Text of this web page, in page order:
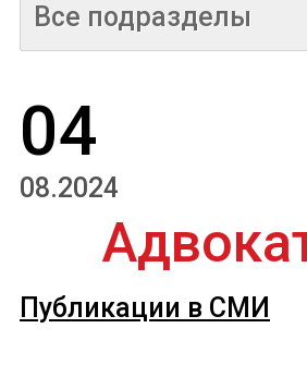
04
08.2024
Публикации в СМИ
Все подразделы